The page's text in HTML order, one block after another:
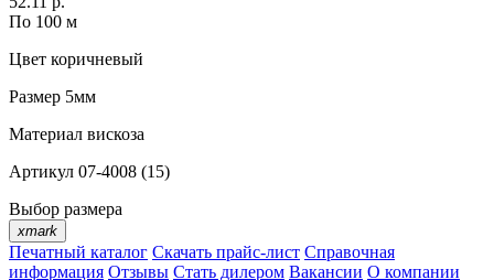
По 100 м
Цвет коричневый
Размер 5мм
Материал вискоза
Артикул 07-4008 (15)
Выбор размера
xmark
Печатный каталог Скачать прайс-лист Справочная
информация Отзывы Стать дилером Вакансии О компании